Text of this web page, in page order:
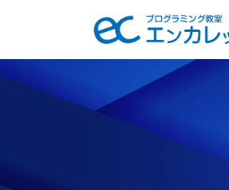
プ
動